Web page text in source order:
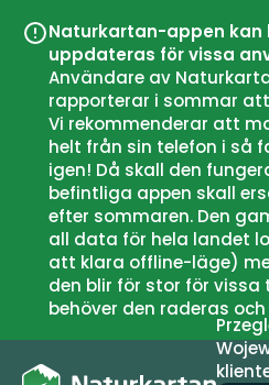
Naturkartan-appen kan
uppdateras för vissa
Användare av
rapporterar i sommar
Vi rekommenderar att
helt från sin telefon i så
igen! Då skall den
befintliga appen skall
efter sommaren. Den
all data för hela landet
att klara offline-läge)
den blir för stor för vissa
behöver den raderas